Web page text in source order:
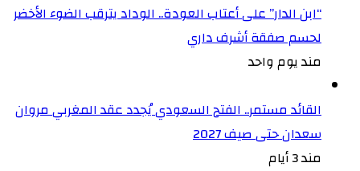
“ابن الدار” على أعتاب العودة.. الوداد يترقب الضوء الأخضر
لحسم صفقة أشرف داري
مند يوم واحد
القائد مستمر.. الفتح السعودي يُجدد عقد المغربي مروان
سعدان حتى صيف 2027
مند 3 أيام